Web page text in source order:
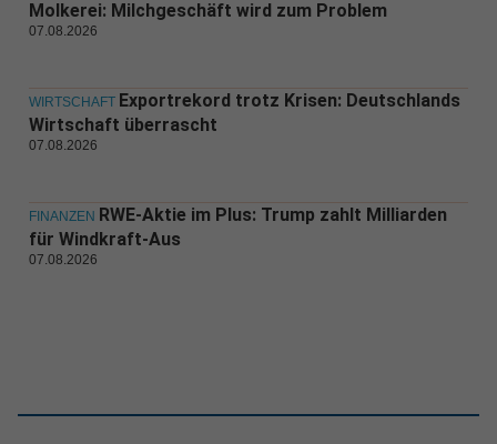
Molkerei: Milchgeschäft wird zum Problem
07.08.2026
WIRTSCHAFT Exportrekord trotz Krisen: Deutschlands
Wirtschaft überrascht
07.08.2026
FINANZEN RWE-Aktie im Plus: Trump zahlt Milliarden
für Windkraft-Aus
07.08.2026